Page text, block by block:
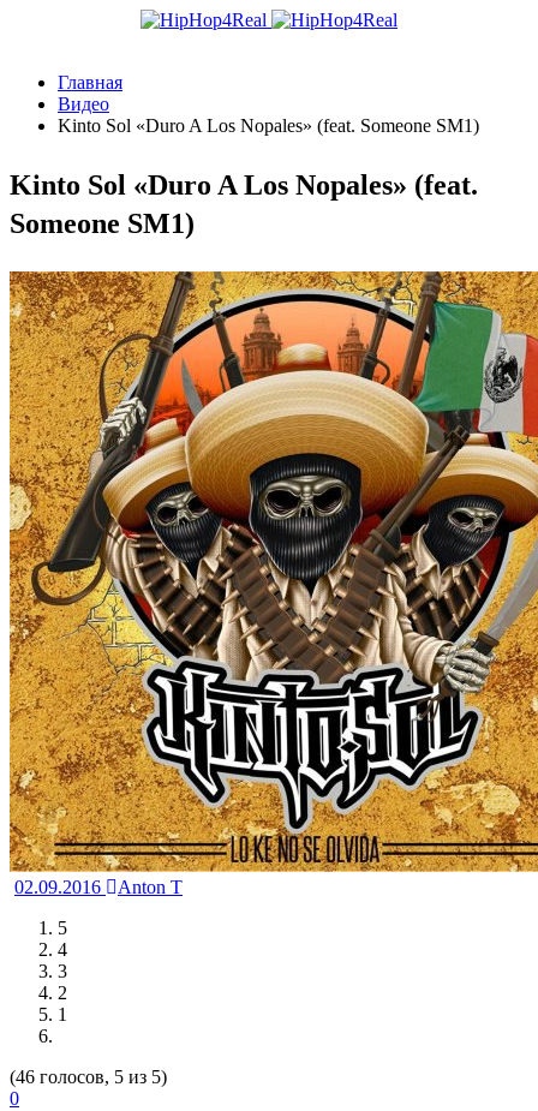
Главная
Видео
Kinto Sol «Duro A Los Nopales» (feat. Someone SM1)
Kinto Sol «Duro A Los Nopales» (feat.
Someone SM1)
02.09.2016
Anton T
5
4
3
2
1
(46 голосов, 5 из 5)
0